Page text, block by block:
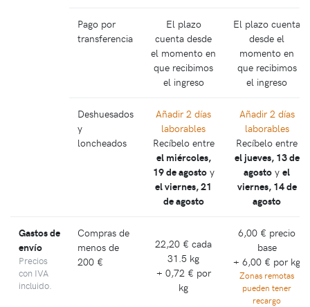
Pago por
transferencia
El plazo
cuenta desde
el momento en
que recibimos
el ingreso
El plazo cuenta
desde el
momento en
que recibimos
el ingreso
Deshuesados
y
loncheados
Añadir 2 días
laborables
Recíbelo entre
el miércoles,
19 de agostoy
el viernes, 21
de agosto
Añadir 2 días
laborables
Recíbelo entre
el jueves, 13 de
agosto y el
viernes, 14 de
agosto
Gastos de
envío
Precios
con IVA
incluido.
Compras de
menos de
200 €
22,20 € cada
31.5 kg
+ 0,72 € por
kg
6,00 € precio
base
+ 6,00 € por kg
Zonas remotas
pueden tener
recargo